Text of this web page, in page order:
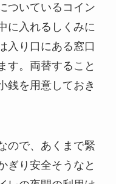
ついているコイン
に入れるしくみに
入り口にある窓口
す。両替すること
銭を用意しておき
ので、あくまで緊
ぎり安全そうなと